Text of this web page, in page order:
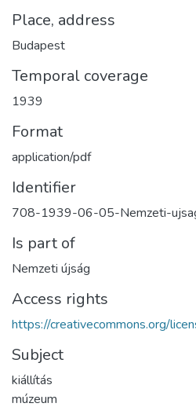
Place, address
Budapest
Temporal coverage
1939
Format
application/pdf
Identifier
708-1939-06-05-Nemzeti-
Is part of
Nemzeti újság
Access rights
https://creativecommons.org/
Subject
kiállítás
múzeum